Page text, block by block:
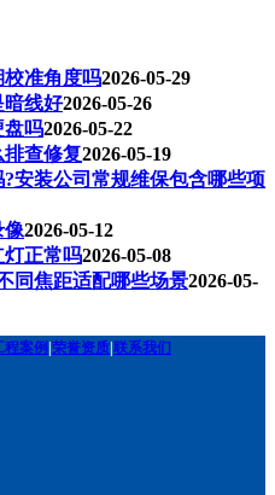
准角度吗2026-05-29
暗线好2026-05-26
盘吗2026-05-22
查修复2026-05-19
安装公司常规维保包含哪些项
像2026-05-12
灯正常吗2026-05-08
同焦距适配哪些场景2026-05-
程案例 荣誉资质 联系我们